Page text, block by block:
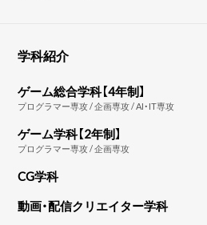
学科紹介
ゲーム総合学科【4年制】
プログラマー専攻 / 企画専攻 / AI・IT専攻
ゲーム学科【2年制】
プログラマー専攻 / 企画専攻
CG学科
動画・配信クリエイター学科